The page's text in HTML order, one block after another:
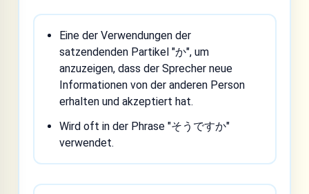
Eine der Verwendungen der
satzendenden Partikel "か", um
anzuzeigen, dass der Sprecher neue
Informationen von der anderen Person
erhalten und akzeptiert hat.
Wird oft in der Phrase "そうですか"
verwendet.